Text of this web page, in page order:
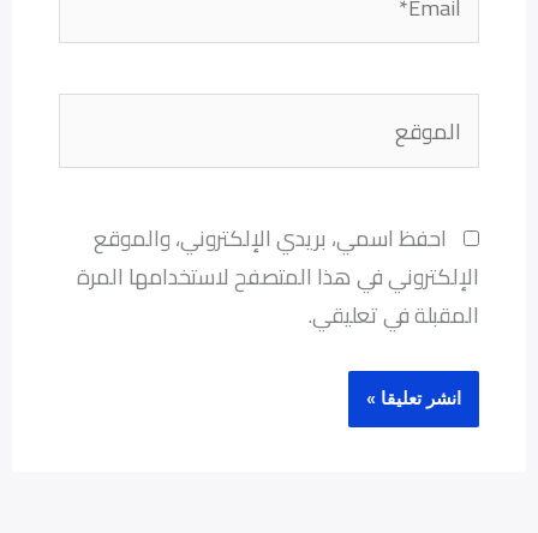
احفظ اسمي، بريدي الإلكتروني، والموقع
الإلكتروني في هذا المتصفح لاستخدامها المرة
المقبلة في تعليقي.